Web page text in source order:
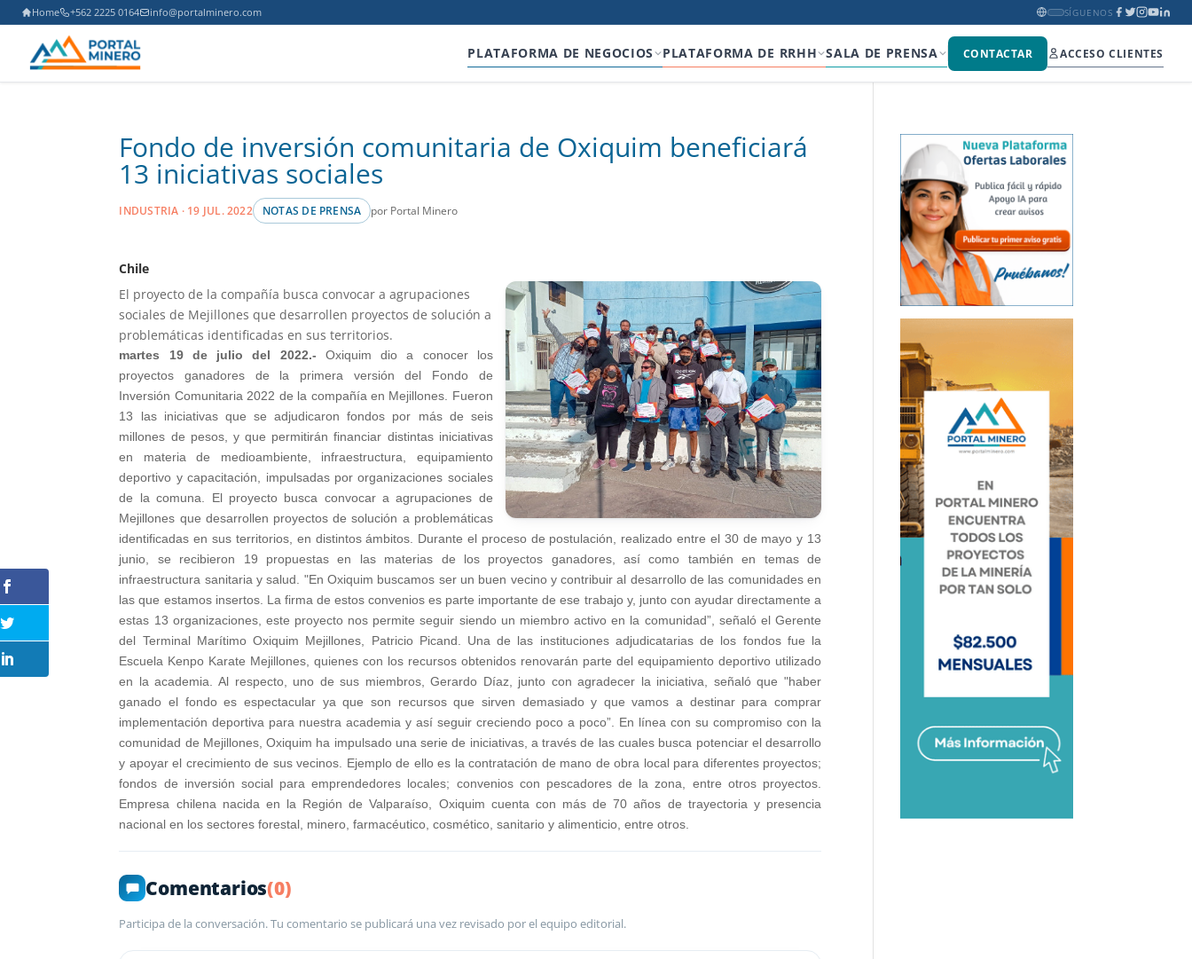
Home +562 2225 0164 info@portalminero.com SÍGUENOS
PLATAFORMA DE NEGOCIOS PLATAFORMA DE RRHH SALA DE PRENSA CONTACTAR ACCESO CLIENTES
Fondo de inversión comunitaria de Oxiquim beneficiará
13 iniciativas sociales
INDUSTRIA · 19 JUL. 2022 NOTAS DE PRENSA por Portal Minero
Chile
El proyecto de la compañía busca convocar a agrupaciones
sociales de Mejillones que desarrollen proyectos de solución a
problemáticas identificadas en sus territorios.
martes 19 de julio del 2022.- Oxiquim dio a conocer los
proyectos ganadores de la primera versión del Fondo de
Inversión Comunitaria 2022 de la compañía en Mejillones. Fueron
13 las iniciativas que se adjudicaron fondos por más de seis
millones de pesos, y que permitirán financiar distintas iniciativas
en materia de medioambiente, infraestructura, equipamiento
deportivo y capacitación, impulsadas por organizaciones sociales
de la comuna. El proyecto busca convocar a agrupaciones de
Mejillones que desarrollen proyectos de solución a problemáticas
identificadas en sus territorios, en distintos ámbitos. Durante el proceso de postulación, realizado entre el 30 de mayo y 13
junio, se recibieron 19 propuestas en las materias de los proyectos ganadores, así como también en temas de
infraestructura sanitaria y salud. "En Oxiquim buscamos ser un buen vecino y contribuir al desarrollo de las comunidades en
las que estamos insertos. La firma de estos convenios es parte importante de ese trabajo y, junto con ayudar directamente a
estas 13 organizaciones, este proyecto nos permite seguir siendo un miembro activo en la comunidad”, señaló el Gerente
del Terminal Marítimo Oxiquim Mejillones, Patricio Picand. Una de las instituciones adjudicatarias de los fondos fue la
Escuela Kenpo Karate Mejillones, quienes con los recursos obtenidos renovarán parte del equipamiento deportivo utilizado
en la academia. Al respecto, uno de sus miembros, Gerardo Díaz, junto con agradecer la iniciativa, señaló que "haber
ganado el fondo es espectacular ya que son recursos que sirven demasiado y que vamos a destinar para comprar
implementación deportiva para nuestra academia y así seguir creciendo poco a poco”. En línea con su compromiso con la
comunidad de Mejillones, Oxiquim ha impulsado una serie de iniciativas, a través de las cuales busca potenciar el desarrollo
y apoyar el crecimiento de sus vecinos. Ejemplo de ello es la contratación de mano de obra local para diferentes proyectos;
fondos de inversión social para emprendedores locales; convenios con pescadores de la zona, entre otros proyectos.
Empresa chilena nacida en la Región de Valparaíso, Oxiquim cuenta con más de 70 años de trayectoria y presencia
nacional en los sectores forestal, minero, farmacéutico, cosmético, sanitario y alimenticio, entre otros.
Comentarios(0)
Participa de la conversación. Tu comentario se publicará una vez revisado por el equipo editorial.